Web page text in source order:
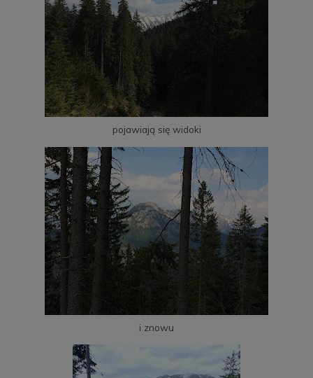
pojawiają się widoki
i znowu